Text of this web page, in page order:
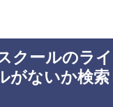
クールのラ
がないか検